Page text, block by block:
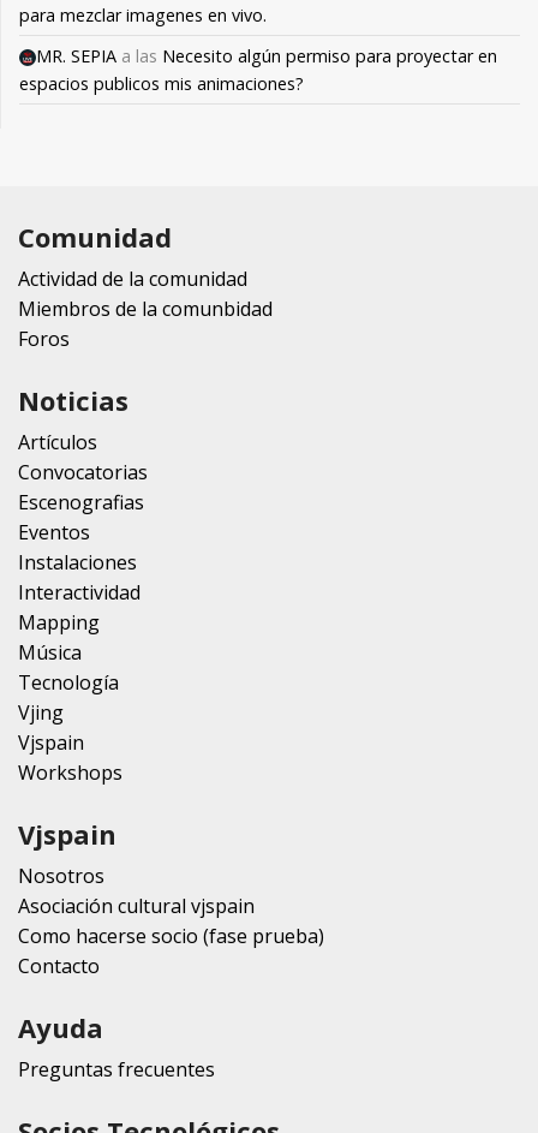
para mezclar imagenes en vivo.
MR. SEPIA a las Necesito algún permiso para proyectar en
espacios publicos mis animaciones?
Comunidad
Actividad de la comunidad
Miembros de la comunbidad
Foros
Noticias
Artículos
Convocatorias
Escenografias
Eventos
Instalaciones
Interactividad
Mapping
Música
Tecnología
Vjing
Vjspain
Workshops
Vjspain
Nosotros
Asociación cultural vjspain
Como hacerse socio (fase prueba)
Contacto
Ayuda
Preguntas frecuentes